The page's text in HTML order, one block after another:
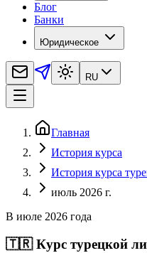
Блог
Банки
Юридическое
RU
Главная
История курса
История курса
июль 2026 г.
В июле 2026 года
🇹🇷 Курс турецкой